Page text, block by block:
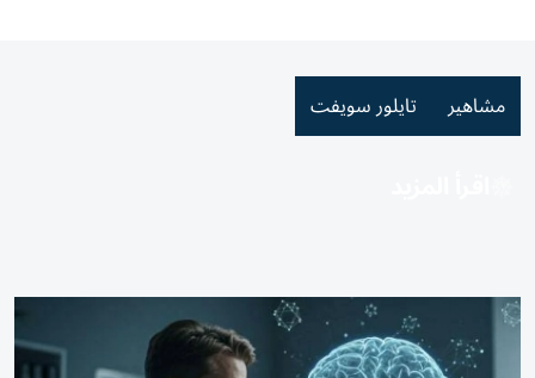
مشاهير تايلور سويفت